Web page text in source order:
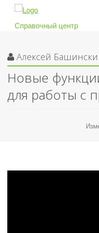
Справочный центр
Алексей
Новые
для работы с